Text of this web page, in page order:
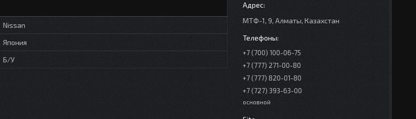
Nissan
Япония
Б/У
МТФ-1, 9, Алматы, Казахстан
+7 (700) 100-06-75
+7 (777) 271-00-80
+7 (777) 820-01-80
+7 (727) 393-63-00
основной